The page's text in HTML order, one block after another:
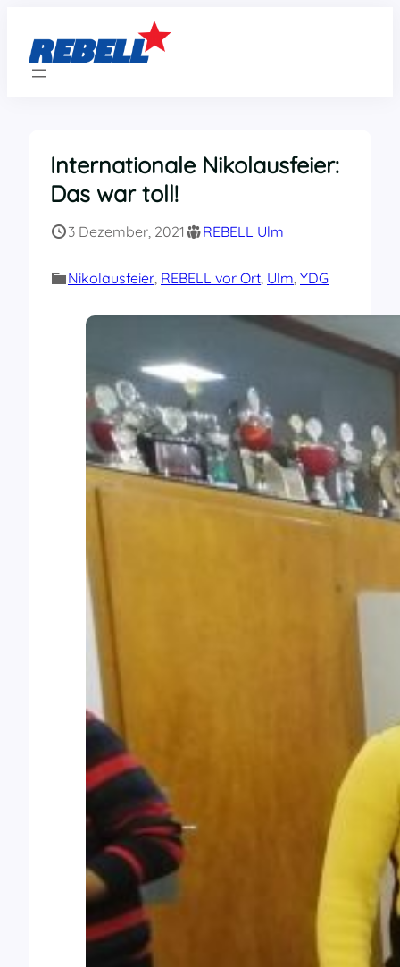
springen
Internationale Nikolausfeier:
Das war toll!
3 Dezember, 2021 REBELL Ulm
Nikolausfeier REBELL vor Ort Ulm YDG